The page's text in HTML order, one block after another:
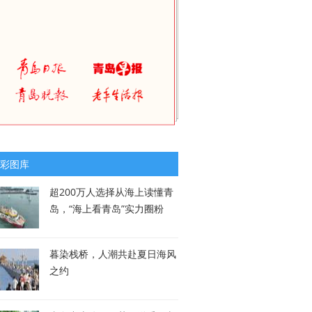
图库
超200万人选择从海上读懂青
岛，“海上看青岛”实力圈粉
暮染栈桥，人潮共赴夏日海风
之约